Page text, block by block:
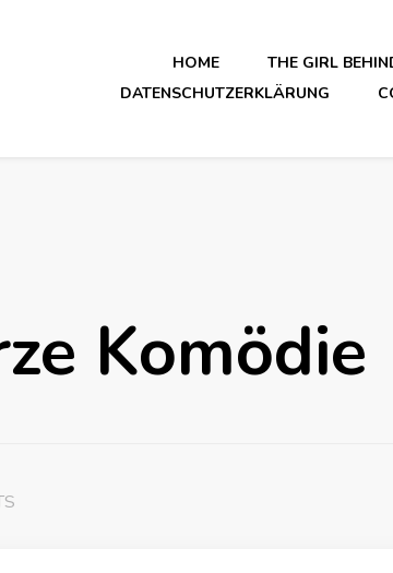
HOME THE GIRL
DATENSCHUTZERKLÄRUNG
Komödie